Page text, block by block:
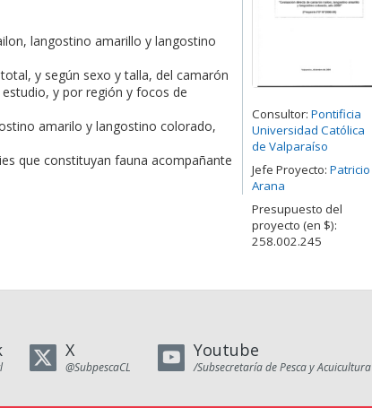
langostino amarillo y langostino
y según sexo y talla, del camarón
y por región y focos de
amarilo y langostino colorado,
que constituyan fauna acompañante
Consultor: Pontificia
Universidad Católica
de Valparaíso
Jefe Proyecto: Patricio
Arana
Presupuesto del
proyecto (en $):
258.002.245
X
@SubpescaCL
Youtube
/Subsecretaría de Pesca y Acuicultura